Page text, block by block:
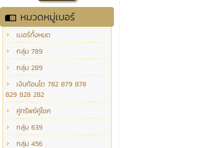
หมวดหมู่เบอร์
เบอร์ทั้งหมด
กลุ่ม 789
กลุ่ม 289
เงินก้อนโต 782 879 878
829 828 282
คู่ทรัพย์คู่โชค
กลุ่ม 639
กลุ่ม 456